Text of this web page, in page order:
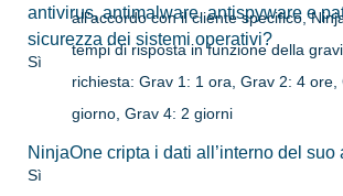
all’accordo con il cliente specifico,
tempi di risposta in funzione della
richiesta: Grav 1: 1 ora, Grav 2: 4 ore,
giorno, Grav 4: 2 giorni
antivirus, antimalware, antispyware e
sicurezza dei sistemi operativi?
Sì
NinjaOne cripta i dati all’interno del suo
Sì